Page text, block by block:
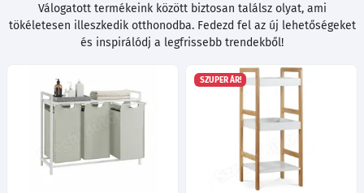
Válogatott termékeink között biztosan találsz olyat, ami
tökéletesen illeszkedik otthonodba. Fedezd fel az új lehetőségeket
és inspirálódj a legfrissebb trendekből!
SZUPER ÁR!